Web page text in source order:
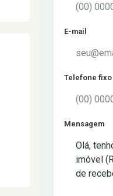
E-mail
Telefone fixo
Mensagem